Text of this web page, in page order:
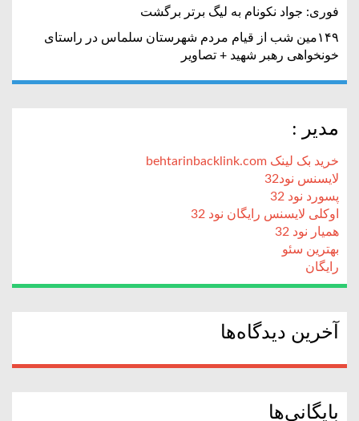
فوری: جواد نکونام به لیگ برتر برگشت
۱۴۹مین شب از قیام مردم شهرستان سلماس در راستای
خونخواهی رهبر شهید + تصاویر
مدیر :
خرید بک لینک behtarinbacklink.com
لایسنس نود32
پسورد نود 32
اوکلی لایسنس رایگان نود 32
همیار نود 32
بهترین سئو
رایگان
آخرین دیدگاه‌ها
بایگانی‌ها